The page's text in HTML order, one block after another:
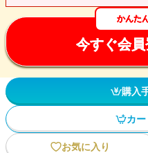
かんた
今すぐ会
購入
カ
お気に入り